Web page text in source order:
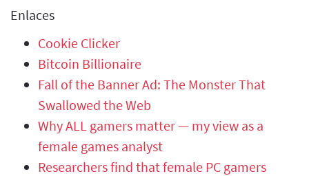
Enlaces
Cookie Clicker
Bitcoin Billionaire
Fall of the Banner Ad: The Monster That
Swallowed the Web
Why ALL gamers matter — my view as a
female games analyst
Researchers find that female PC gamers